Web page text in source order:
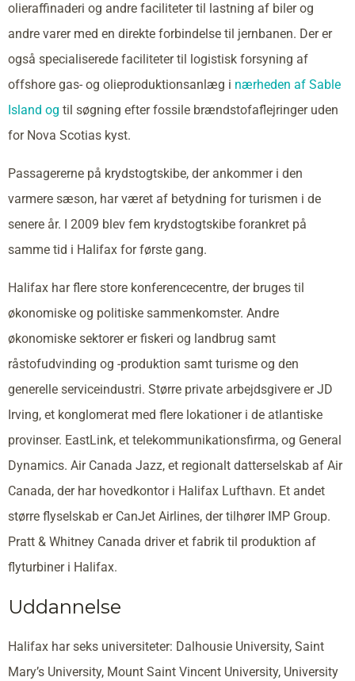
olieraffinaderi og andre faciliteter til lastning af biler og
andre varer med en direkte forbindelse til jernbanen. Der er
også specialiserede faciliteter til logistisk forsyning af
offshore gas- og olieproduktionsanlæg i nærheden af Sable
Island og til søgning efter fossile brændstofaflejringer uden
for Nova Scotias kyst.
Passagererne på krydstogtskibe, der ankommer i den
varmere sæson, har været af betydning for turismen i de
senere år. I 2009 blev fem krydstogtskibe forankret på
samme tid i Halifax for første gang.
Halifax har flere store konferencecentre, der bruges til
økonomiske og politiske sammenkomster. Andre
økonomiske sektorer er fiskeri og landbrug samt
råstofudvinding og -produktion samt turisme og den
generelle serviceindustri. Større private arbejdsgivere er JD
Irving, et konglomerat med flere lokationer i de atlantiske
provinser. EastLink, et telekommunikationsfirma, og General
Dynamics. Air Canada Jazz, et regionalt datterselskab af Air
Canada, der har hovedkontor i Halifax Lufthavn. Et andet
større flyselskab er CanJet Airlines, der tilhører IMP Group.
Pratt & Whitney Canada driver et fabrik til produktion af
flyturbiner i Halifax.
Uddannelse
Halifax har seks universiteter: Dalhousie University, Saint
Mary’s University, Mount Saint Vincent University, University